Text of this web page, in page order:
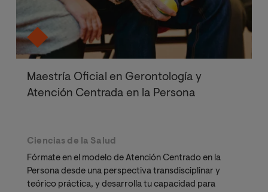
Maestría Oficial en Gerontología y
Atención Centrada en la Persona
Ciencias de la Salud
Fórmate en el modelo de Atención Centrado en la
Persona desde una perspectiva transdisciplinar y
teórico práctica, y desarrolla tu capacidad para